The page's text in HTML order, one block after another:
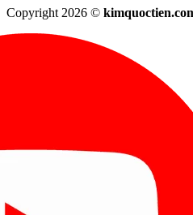
Copyright 2026 ©